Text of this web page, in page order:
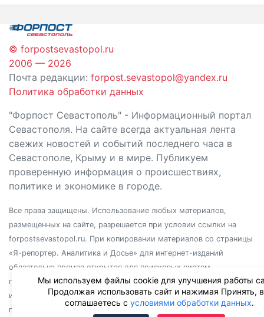
записям
© forpostsevastopol.ru
2006 — 2026
Почта редакции: forpost.sevastopol@yandex.ru
Политика обработки данных
"Форпост Севастополь" - Информационный портал
Севастополя. На сайте всегда актуальная лента
свежих новостей и событий последнего часа в
Севастополе, Крыму и в мире. Публикуем
проверенную информация о происшествиях,
политике и экономике в городе.
Все права защищены. Использование любых материалов,
размещенных на сайте, разрешается при условии ссылки на
forpostsevastopol.ru. При копировании материалов со страницы
«Я-репортер. Аналитика и Досье» для интернет-изданий
обязательна прямая открытая для поисковых систем
гиперссылка. Независимо от полного или частичного
использования материалов, ссылка должна быть размещена в
подзаголовке или первом абзаце материала.
Мы используем файлы cookie для улучшения работы
Продолжая использовать сайт и нажимая Принять,
соглашаетесь с условиями обработки данных.